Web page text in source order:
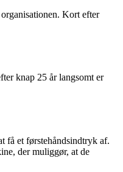
Kort efter
knap 25 år langsomt er
få et førstehåndsindtryk af.
der muliggør, at de